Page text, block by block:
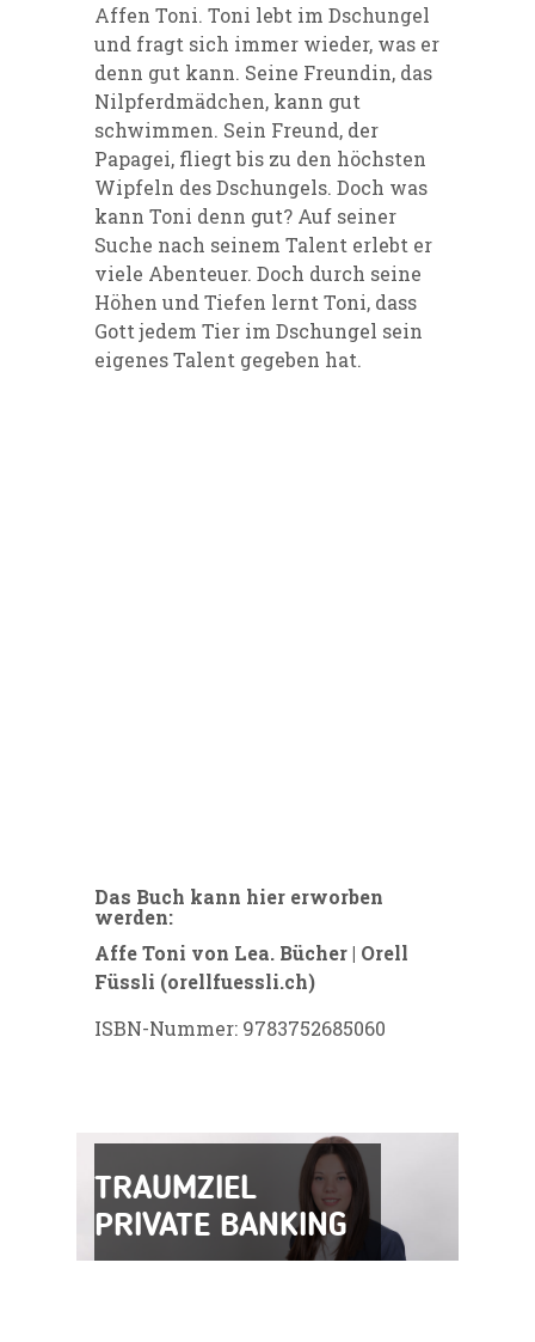
Affen Toni. Toni lebt im Dschungel
und fragt sich immer wieder, was er
denn gut kann. Seine Freundin, das
Nilpferdmädchen, kann gut
schwimmen. Sein Freund, der
Papagei, fliegt bis zu den höchsten
Wipfeln des Dschungels. Doch was
kann Toni denn gut? Auf seiner
Suche nach seinem Talent erlebt er
viele Abenteuer. Doch durch seine
Höhen und Tiefen lernt Toni, dass
Gott jedem Tier im Dschungel sein
eigenes Talent gegeben hat.
Das Buch kann hier erworben
werden:
Affe Toni von Lea. Bücher | Orell
Füssli (orellfuessli.ch)
ISBN-Nummer: 9783752685060
TRAUMZIEL
PRIVATE BANKING